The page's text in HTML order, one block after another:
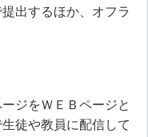
出するほか、オフラ
ジをＷＥＢページと
徒や教員に配信して